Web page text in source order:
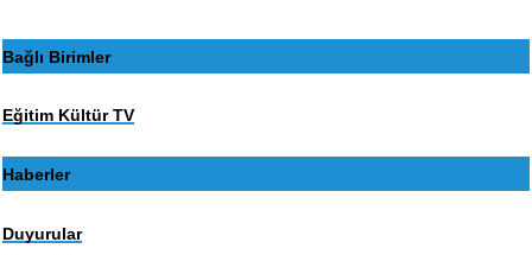
Bağlı Birimler
Eğitim Kültür TV
Haberler
Duyurular